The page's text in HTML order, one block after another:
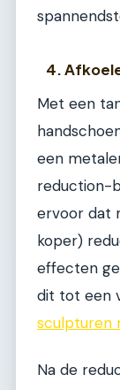
4.
Met een
een
reduction-
ervoor dat
koper)
effecten
dit tot een
sculpturen
Na de